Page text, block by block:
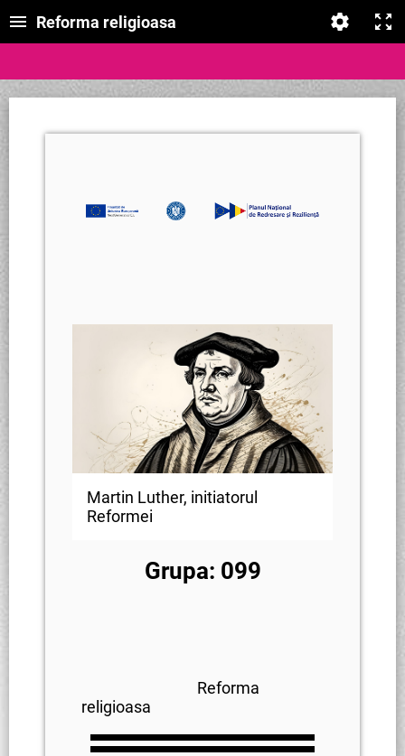
Reforma religioasa
Martin Luther, initiatorul
Reformei
Grupa: 099
Reforma
religioasa